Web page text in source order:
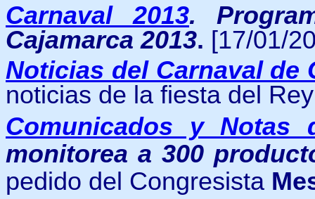
Carnaval 2013.
Cajamarca 2013. [17/01/
Noticias del Carnaval de
noticias de la fiesta del
Comunicados y Notas
monitorea a 300
pedido del Congresista